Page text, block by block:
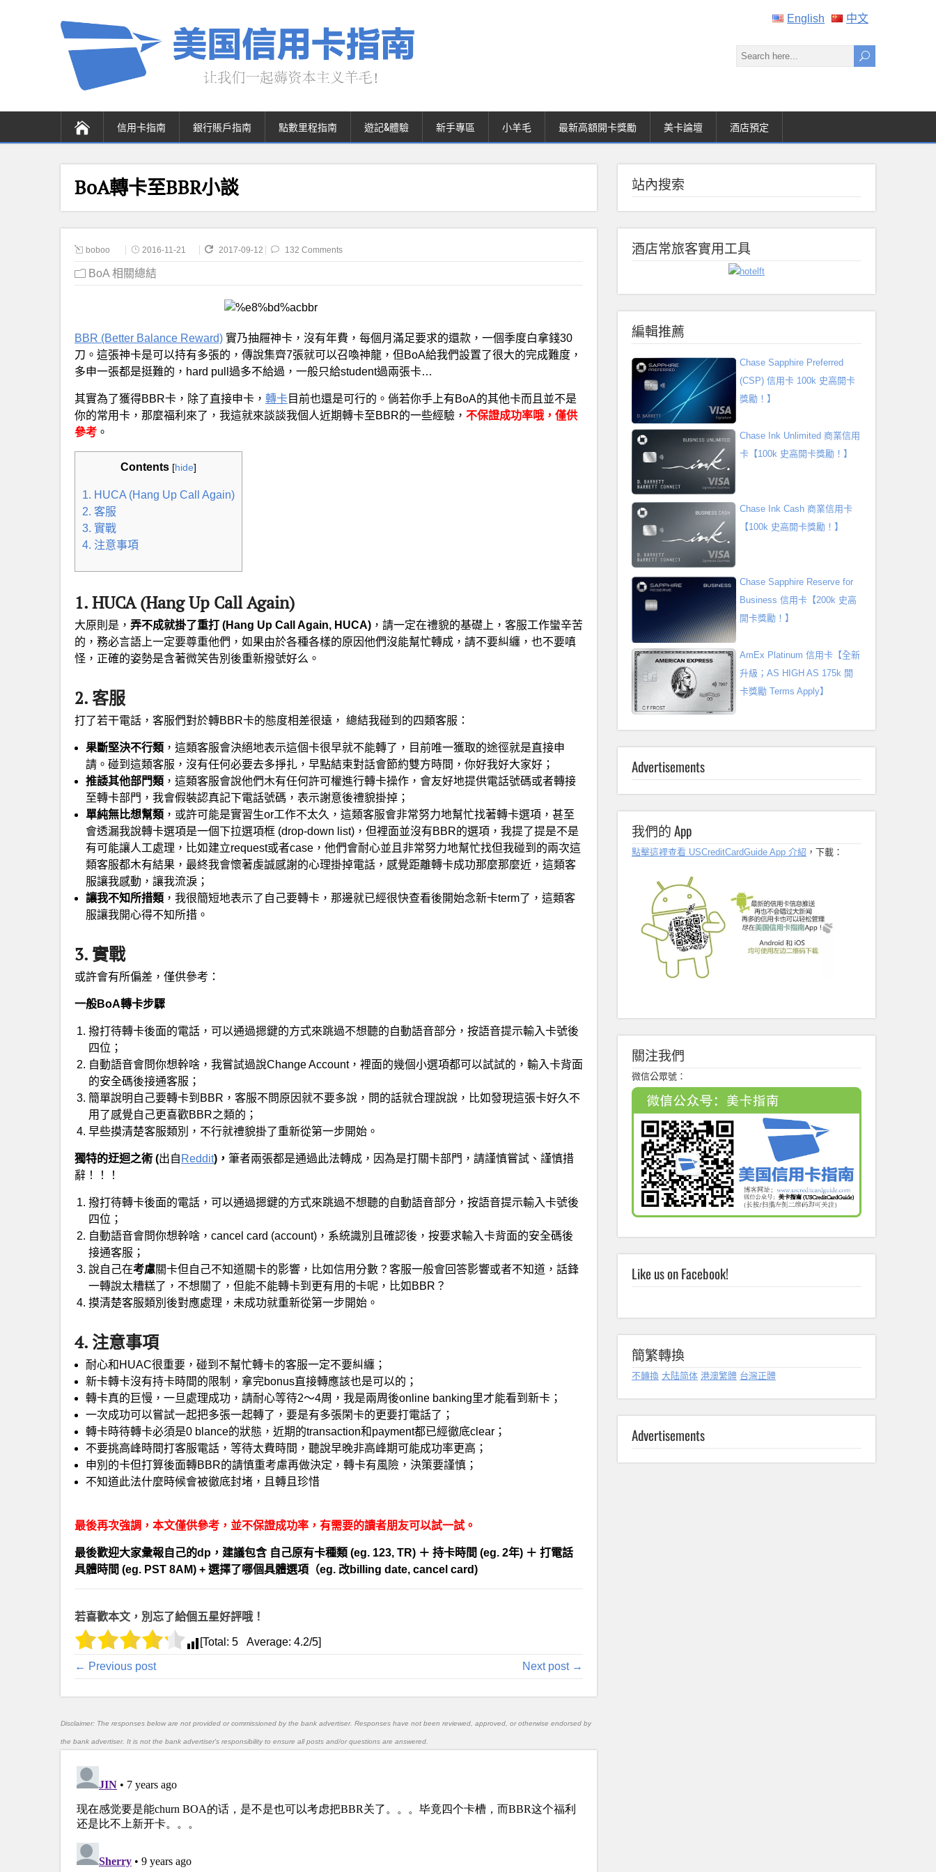
English 中文
信用卡指南 銀行賬戶指南 點數里程指南 遊記&體驗 新手專區 小羊毛 最新高額開卡獎勵 美卡論壇 酒店預定
BoA轉卡至BBR小談
boboo 2016-11-21 2017-09-12 132 Comments
BoA 相關總結
BBR (Better Balance Reward) 實乃抽屜神卡，沒有年費，每個月滿足要求的還款，一個季度白拿錢30
刀。這張神卡是可以持有多張的，傳說集齊7張就可以召喚神龍，但BoA給我們設置了很大的完成難度，
多申一張都是挺難的，hard pull過多不給過，一般只給student過兩張卡…
其實為了獲得BBR卡，除了直接申卡， 轉卡目前也還是可行的。倘若你手上有BoA的其他卡而且並不是
你的常用卡，那麼福利來了，我這就來談談我個人近期轉卡至BBR的一些經驗， 不保證成功率哦，僅供
參考 。
Contents [hide]
1. HUCA (Hang Up Call Again)
2. 客服
3. 實戰
4. 注意事項
1. HUCA (Hang Up Call Again)
大原則是， 弄不成就掛了重打 (Hang Up Call Again, HUCA) ，請一定在禮貌的基礎上，客服工作蠻辛苦
的，務必言語上一定要尊重他們，如果由於各種各樣的原因他們沒能幫忙轉成，請不要糾纏，也不要嗔
怪，正確的姿勢是含著微笑告別後重新撥號好么。
2. 客服
打了若干電話，客服們對於轉BBR卡的態度相差很遠， 總結我碰到的四類客服：
果斷堅決不行類 ，這類客服會決絕地表示這個卡很早就不能轉了，目前唯一獲取的途徑就是直接申
請。碰到這類客服，沒有任何必要去多掙扎，早點結束對話會節約雙方時間，你好我好大家好；
推諉其他部門類 ，這類客服會說他們木有任何許可權進行轉卡操作，會友好地提供電話號碼或者轉接
至轉卡部門，我會假裝認真記下電話號碼，表示謝意後禮貌掛掉；
單純無比想幫類 ，或許可能是實習生or工作不太久，這類客服會非常努力地幫忙找著轉卡選項，甚至
會透漏我說轉卡選項是一個下拉選項框 (drop-down list)，但裡面並沒有BBR的選項，我提了提是不是
有可能讓人工處理，比如建立request或者case，他們會耐心並且非常努力地幫忙找但我碰到的兩次這
類客服都木有結果，最終我會懷著虔誠感謝的心理掛掉電話，感覺距離轉卡成功那麼那麼近，這類客
服讓我感動，讓我流淚；
讓我不知所措類 ，我很簡短地表示了自己要轉卡，那邊就已經很快查看後開始念新卡term了，這類客
服讓我開心得不知所措。
3. 實戰
或許會有所偏差，僅供參考 ：
一般BoA轉卡步驟
撥打待轉卡後面的電話，可以通過摁鍵的方式來跳過不想聽的自動語音部分，按語音提示輸入卡號後
四位；
自動語音會問你想幹啥，我嘗試過說Change Account，裡面的幾個小選項都可以試試的，輸入卡背面
的安全碼後接通客服；
簡單說明自己要轉卡到BBR，客服不問原因就不要多說，問的話就合理說說，比如發現這張卡好久不
用了感覺自己更喜歡BBR之類的；
早些摸清楚客服類別，不行就禮貌掛了重新從第一步開始。
獨特的迂迴之術 (出自 Reddit)， 筆者兩張都是通過此法轉成， 因為是打關卡部門，請謹慎嘗試、謹慎措
辭！！！
撥打待轉卡後面的電話，可以通過摁鍵的方式來跳過不想聽的自動語音部分，按語音提示輸入卡號後
四位；
自動語音會問你想幹啥，cancel card (account)，系統識別且確認後，按要求輸入卡背面的安全碼後
接通客服；
說自己在考慮關卡但自己不知道關卡的影響，比如信用分數？客服一般會回答影響或者不知道，話鋒
一轉說太糟糕了，不想關了，但能不能轉卡到更有用的卡呢，比如BBR？
摸清楚客服類別後對應處理，未成功就重新從第一步開始。
4. 注意事項
耐心和HUAC很重要，碰到不幫忙轉卡的客服一定不要糾纏；
新卡轉卡沒有持卡時間的限制，拿完bonus直接轉應該也是可以的；
轉卡真的巨慢，一旦處理成功，請耐心等待2～4周，我是兩周後online banking里才能看到新卡；
一次成功可以嘗試一起把多張一起轉了，要是有多張閑卡的更要打電話了；
轉卡時待轉卡必須是0 blance的狀態，近期的transaction和payment都已經徹底clear；
不要挑高峰時間打客服電話，等待太費時間，聽說早晚非高峰期可能成功率更高；
申別的卡但打算後面轉BBR的請慎重考慮再做決定，轉卡有風險，決策要謹慎；
不知道此法什麼時候會被徹底封堵，且轉且珍惜
最後再次強調，本文僅供參考，並不保證成功率，有需要的讀者朋友可以試一試。
最後歡迎大家彙報自己的dp，建議包含 自己原有卡種類 (eg. 123, TR) ＋ 持卡時間 (eg. 2年) ＋ 打電話
具體時間 (eg. PST 8AM) + 選擇了哪個具體選項（eg. 改billing date, cancel card)
若喜歡本文，別忘了給個五星好評哦！
[Total: 5 Average: 4.2/5]
← Previous post Next post →
Disclaimer: The responses below are not provided or commissioned by the bank advertiser. Responses have not been reviewed, approved, or otherwise endorsed by
the bank advertiser. It is not the bank advertiser's responsibility to ensure all posts and/or questions are answered.
站內搜索
酒店常旅客實用工具
編輯推薦
Chase Sapphire Preferred
(CSP) 信用卡 100k 史高開卡
獎勵！】
Chase Ink Unlimited 商業信用
卡【100k 史高開卡獎勵！】
Chase Ink Cash 商業信用卡
【100k 史高開卡獎勵！】
Chase Sapphire Reserve for
Business 信用卡【200k 史高
開卡獎勵！】
AmEx Platinum 信用卡【全新
升級；AS HIGH AS 175k 開
卡獎勵 Terms Apply】
Advertisements
我們的 App
點擊這裡查看 USCreditCardGuide App 介紹 ，下載：
關注我們
微信公眾號：
Like us on Facebook!
簡繁轉換
不轉換 大陆简体 港澳繁體 台灣正體
Advertisements